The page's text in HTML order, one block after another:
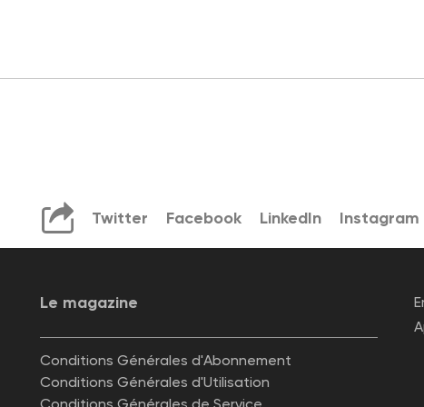
Twitter Facebook LinkedIn Instagram
Le magazine
Conditions Générales d'Abonnement
Conditions Générales d'Utilisation